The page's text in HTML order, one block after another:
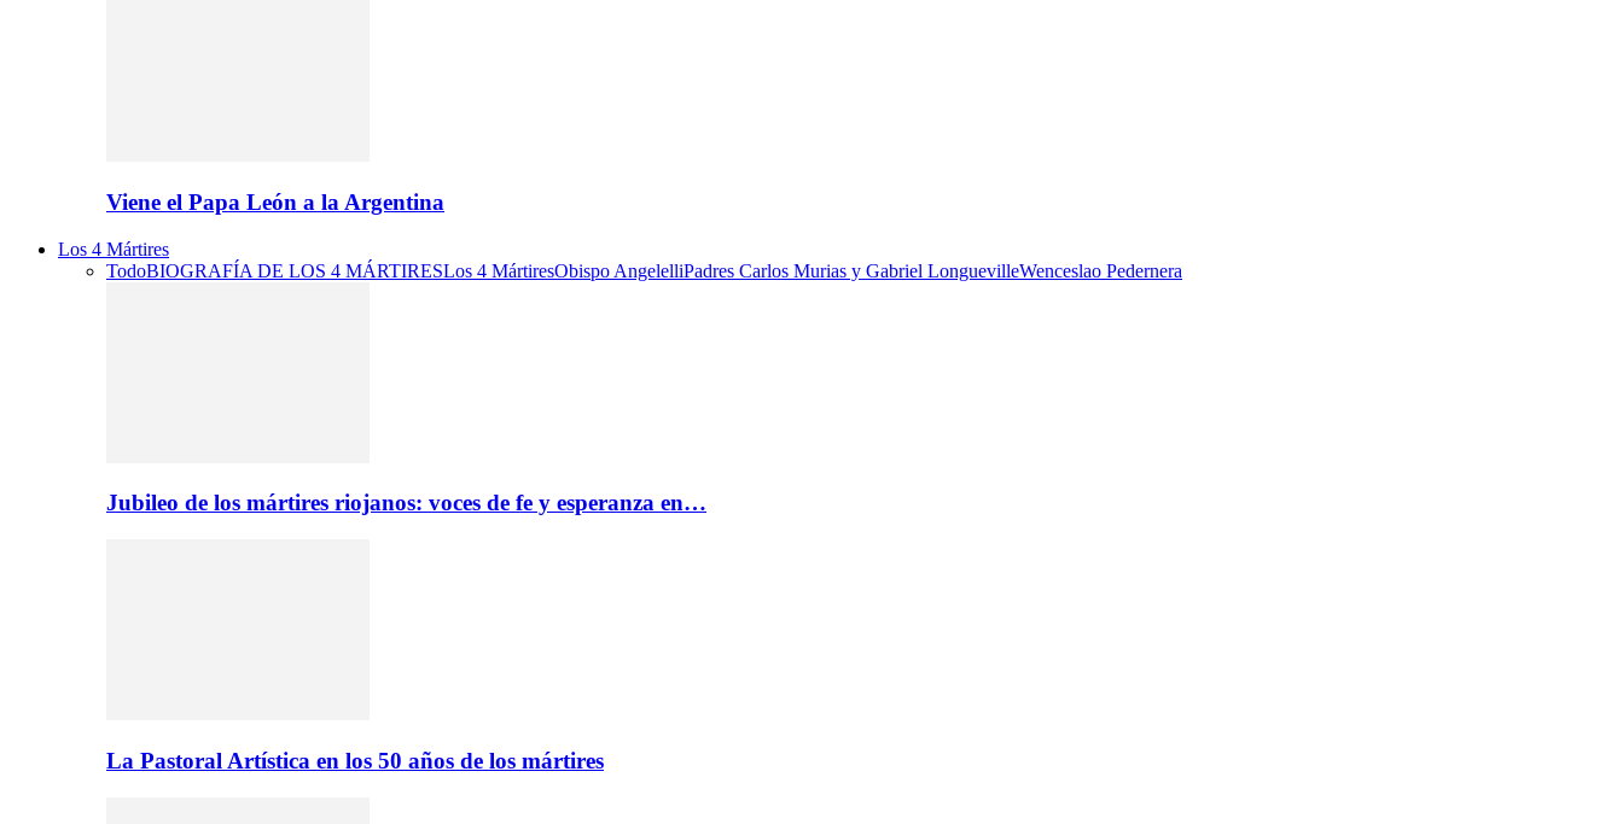
Viene el Papa León a la Argentina
Los 4 Mártires
TodoBIOGRAFÍA DE LOS 4 MÁRTIRESLos 4 MártiresObispo AngelelliPadres Carlos Murias y Gabriel LonguevilleWenceslao Pedernera
Jubileo de los mártires riojanos: voces de fe y esperanza en…
La Pastoral Artística en los 50 años de los mártires